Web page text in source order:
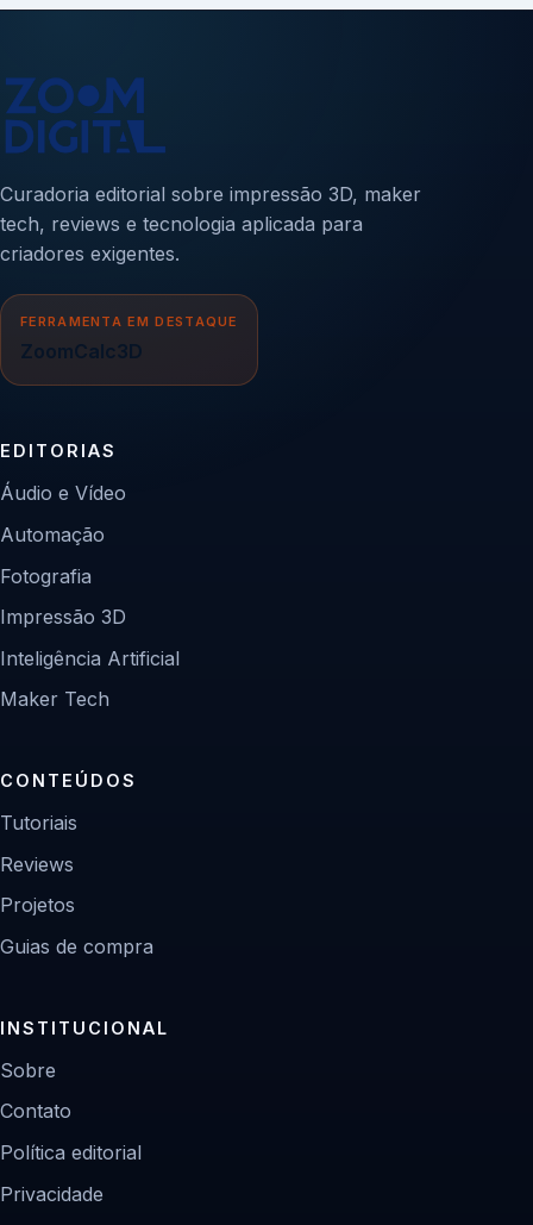
Curadoria editorial sobre impressão 3D, maker
tech, reviews e tecnologia aplicada para
criadores exigentes.
FERRAMENTA EM DESTAQUE
ZoomCalc3D
EDITORIAS
Áudio e Vídeo
Automação
Fotografia
Impressão 3D
Inteligência Artificial
Maker Tech
CONTEÚDOS
Tutoriais
Reviews
Projetos
Guias de compra
INSTITUCIONAL
Sobre
Contato
Política editorial
Privacidade